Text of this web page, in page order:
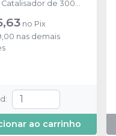
Catalisador de 300ml)
e 02
no Pix
nas demais
:
ao carrinho